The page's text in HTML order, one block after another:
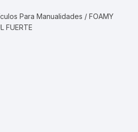
Para Manualidades / FOAMY
FUERTE